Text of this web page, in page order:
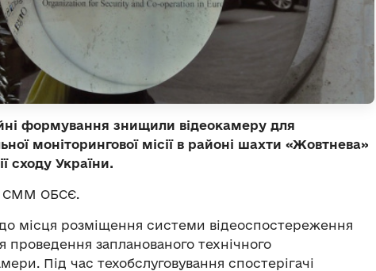
формування знищили відеокамеру для
моніторингової місії в районі шахти «Жовтнева»
сходу України.
СММ ОБСЄ.
місця розміщення системи відеоспостереження
запланованого технічного
Під час техобслуговування спостерігачі